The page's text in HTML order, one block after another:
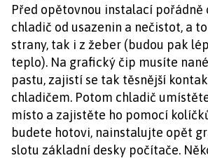
Před opětovnou instalací
chladič od usazenin a nečistot, a
strany, tak i z žeber (budou pak
teplo). Na grafický čip musíte
pastu, zajistí se tak těsnější
chladičem. Potom chladič
místo a zajistěte ho pomocí
budete hotovi, nainstalujte opět
slotu základní desky počítače.